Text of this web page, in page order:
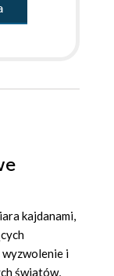
kajdanami,
wyzwolenie i
światów,